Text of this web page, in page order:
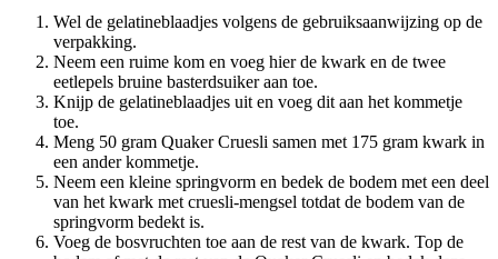
Wel de gelatineblaadjes volgens de gebruiksaanwijzing op de
verpakking.
Neem een ruime kom en voeg hier de kwark en de twee
eetlepels bruine basterdsuiker aan toe.
Knijp de gelatineblaadjes uit en voeg dit aan het kommetje
toe.
Meng 50 gram Quaker Cruesli samen met 175 gram kwark in
een ander kommetje.
Neem een kleine springvorm en bedek de bodem met een deel
van het kwark met cruesli-mengsel totdat de bodem van de
springvorm bedekt is.
Voeg de bosvruchten toe aan de rest van de kwark. Top de